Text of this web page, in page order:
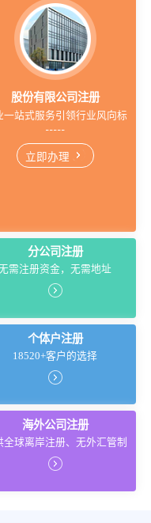
股份有限公司注册
一站式服务引领行业风向标
立即办理
分公司注册
需注册资金，无需地址
个体户注册
18520+客户的选择
海外公司注册
全球离岸注册、无外汇管制